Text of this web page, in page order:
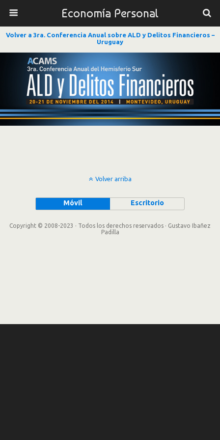
Economía Personal
Volver a 3ra. Conferencia Anual sobre ALD y Delitos Financieros –
Uruguay
Volver arriba
Móvil Escritorio
Copyright © 2008-2023 · Todos los derechos reservados · Gustavo Ibañez
Padilla